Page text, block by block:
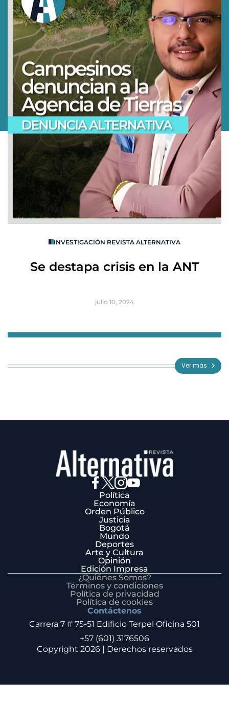
INVESTIGACIÓN REVISTA ALTERNATIVA
Se destapa crisis en la ANT
julio 10, 2024
3
Ver más
Política
Economía
Orden Público
Justicia
Bogotá
Mundo
Deportes
Arte y Cultura
Opinión
Edición Impresa
¿Quiénes Somos?
Términos y condiciones
Política de privacidad
Política de cookies
Contáctenos
Carrera 7 # 75-51 Edificio Terpel Oficina 501
+57 (601) 3176506
Copyright 2026 | Derechos reservados